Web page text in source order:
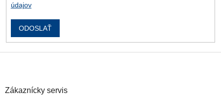
údajov
ODOSLAŤ
Zákaznícky servis